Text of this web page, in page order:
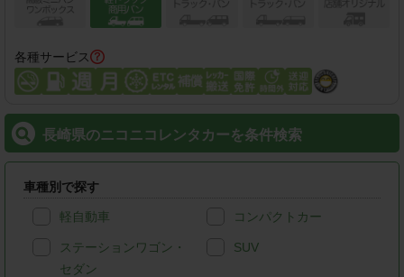
各種サービス
長崎県のニコニコレンタカーを条件検索
車種別で探す
軽自動車 コンパクトカー
ステーションワゴン・
セダン
SUV